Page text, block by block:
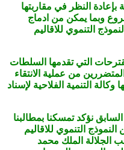
بإعادة النظر في مقاربتها
وبما يمكن من ادماج
التنموي للاقاليم
التي تقدمها السلطات
من عملية الانتقاء
التنمية الفلاحية لإسناد
نؤكد تمسكنا بمطالبنا
التنموي للاقاليم
الجلالة الملك محمد